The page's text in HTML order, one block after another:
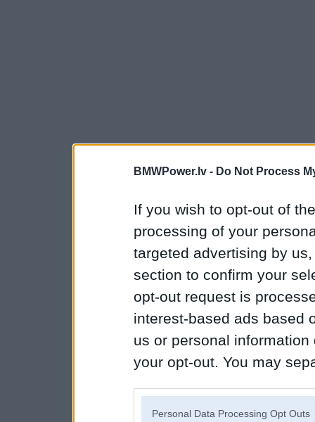
BMWPower.lv - Do Not Process
If you wish to opt-out of
processing of your
targeted advertising by
section to confirm your
opt-out request is
interest-based ads based
us or personal
your opt-out. You may
Personal Data Processing Opt Outs